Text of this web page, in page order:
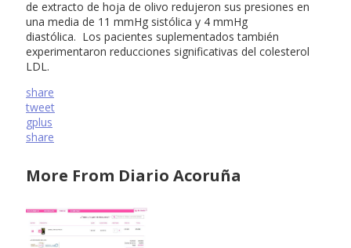
de extracto de hoja de olivo redujeron sus presiones en
una media de 11 mmHg sistólica y 4 mmHg
diastólica. Los pacientes suplementados también
experimentaron reducciones significativas del colesterol
LDL.
share
tweet
gplus
share
More From Diario Acoruña